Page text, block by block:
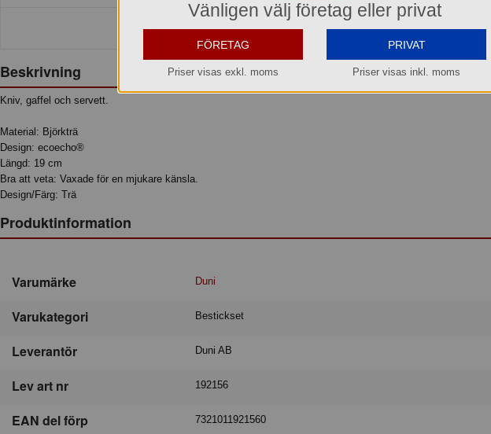
Köp »
Beskrivning
Kniv, gaffel och servett.
Material: Björkträ
Design: ecoecho®
Längd: 19 cm
Bra att veta: Vaxade för en mjukare känsla.
Design/Färg: Trä
Produktinformation
Varumärke Duni
Varukategori Bestickset
Leverantör Duni AB
Lev art nr 192156
EAN del förp 7321011921560
Vänligen välj företag eller privat
FÖRETAG
Priser visas exkl. moms
PRIVAT
Priser visas inkl. moms